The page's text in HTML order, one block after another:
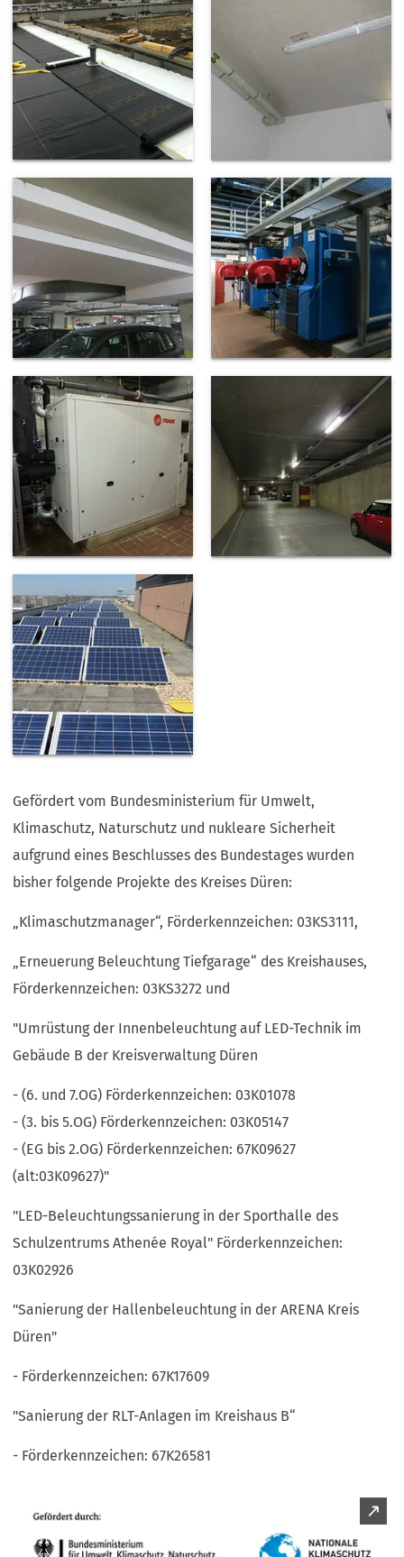
Gefördert vom Bundesministerium für Umwelt,
Klimaschutz, Naturschutz und nukleare Sicherheit
aufgrund eines Beschlusses des Bundestages wurden
bisher folgende Projekte des Kreises Düren:
„Klimaschutzmanager“, Förderkennzeichen: 03KS3111,
„Erneuerung Beleuchtung Tiefgarage“ des Kreishauses,
Förderkennzeichen: 03KS3272 und
"Umrüstung der Innenbeleuchtung auf LED-Technik im
Gebäude B der Kreisverwaltung Düren
- (6. und 7.OG) Förderkennzeichen: 03K01078
- (3. bis 5.OG) Förderkennzeichen: 03K05147
- (EG bis 2.OG) Förderkennzeichen: 67K09627
(alt:03K09627)"
"LED-Beleuchtungssanierung in der Sporthalle des
Schulzentrums Athenée Royal" Förderkennzeichen:
03K02926
"Sanierung der Hallenbeleuchtung in der ARENA Kreis
Düren"
- Förderkennzeichen: 67K17609
"Sanierung der RLT-Anlagen im Kreishaus B“
- Förderkennzeichen: 67K26581